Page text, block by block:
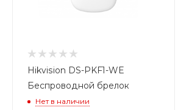
Hikvision DS-PKF1-WE
Беспроводной брелок
Нет в наличии